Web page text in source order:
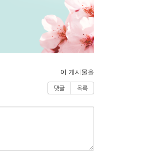
이 게시물을
댓글 목록